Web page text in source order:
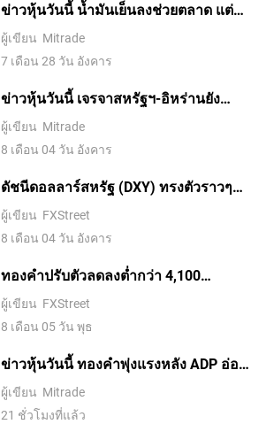
ข่าวหุ้นวันนี้ น้ำมันเย็นลงช่วยตลาด แต่
Fed กับหุ้นเทคยังทำให้นักลงทุนต้องระวัง
ผู้เขียน Mitrade
7 เดือน 28 วัน อังคาร
ข่าวหุ้นวันนี้ เจรจาสหรัฐฯ-อิหร่านยัง
สะดุด น้ำมันร่วง หุ้นโลกเด้ง แต่ SET ยัง
ต้องพิสูจน์
ผู้เขียน Mitrade
8 เดือน 04 วัน อังคาร
ดัชนีดอลลาร์สหรัฐ (DXY) ทรงตัวราวๆ
100.00 ขณะที่ความตึงเครียดระหว่าง
สหรัฐฯ กับอิหร่านช่วยหนุน
ผู้เขียน FXStreet
8 เดือน 04 วัน อังคาร
ทองคำปรับตัวลดลงต่ำกว่า 4,100
ดอลลาร์ ขณะที่ตลาดจับตาการเจรจา
ระหว่างสหรัฐฯ กับอิหร่าน
ผู้เขียน FXStreet
8 เดือน 05 วัน พุธ
ข่าวหุ้นวันนี้ ทองคำพุ่งแรงหลัง ADP อ่อน
และข้อตกลงฮอร์มุซใกล้สำเร็จ ขณะหุ้น
สหรัฐฯ ผสม
ผู้เขียน Mitrade
21 ชั่วโมงที่แล้ว